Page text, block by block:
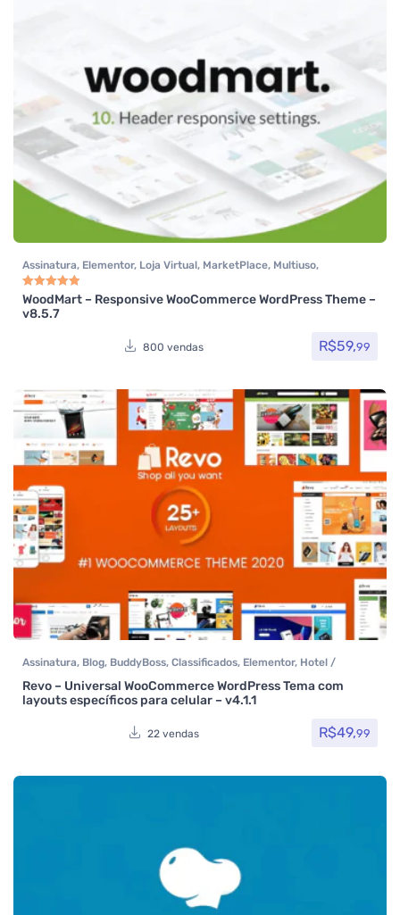
Assinatura, Elementor, Loja Virtual, MarketPlace, Multiuso,
Tecnologia,
Avaliação
WoodMart – Responsive WooCommerce WordPress Theme –
v8.5.7
800 vendas R$59,99
Assinatura, Blog, BuddyBoss, Classificados, Elementor, Hotel /
Viagem
Loja Virtual , MarketPlace Multiuso , Portfolio
Aluguel, Temas Themeforest Todos os itens, Venda de carros
Woocommerce
Revo – Universal WooCommerce WordPress Tema com
layouts específicos para celular – v4.1.1
22 vendas R$49,99